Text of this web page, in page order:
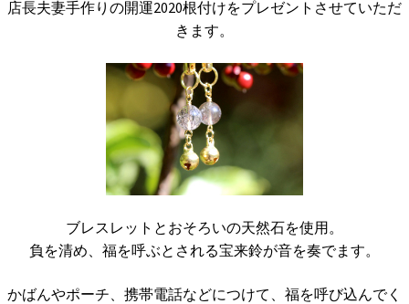
店長夫妻手作りの開運2020根付けをプレゼントさせていただ
きます。
ブレスレットとおそろいの天然石を使用。
負を清め、福を呼ぶとされる宝来鈴が音を奏でます。
かばんやポーチ、携帯電話などにつけて、福を呼び込んでく